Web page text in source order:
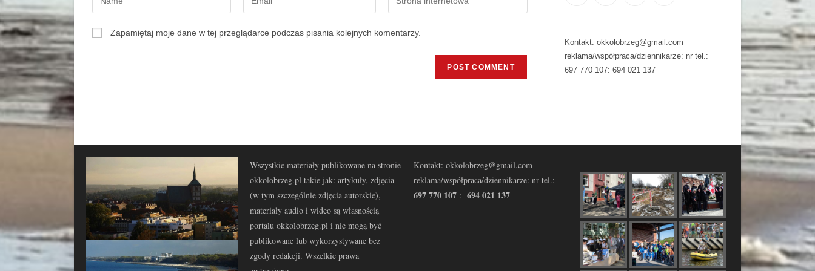
Zapamiętaj moje dane w tej przeglądarce podczas pisania kolejnych komentarzy.
Kontakt: okkolobrzeg@gmail.com
reklama/współpraca/dziennikarze: nr tel.:
697 770 107: 694 021 137
Wszystkie materiały publikowane na stronie
okkolobrzeg.pl takie jak: artykuły, zdjęcia
(w tym szczególnie zdjęcia autorskie),
materiały audio i wideo są własnością
portalu okkolobrzeg.pl i nie mogą być
publikowane lub wykorzystywane bez
zgody redakcji. Wszelkie prawa
Kontakt: okkolobrzeg@gmail.com
reklama/współpraca/dziennikarze: nr tel.:
697 770 107 : 694 021 137